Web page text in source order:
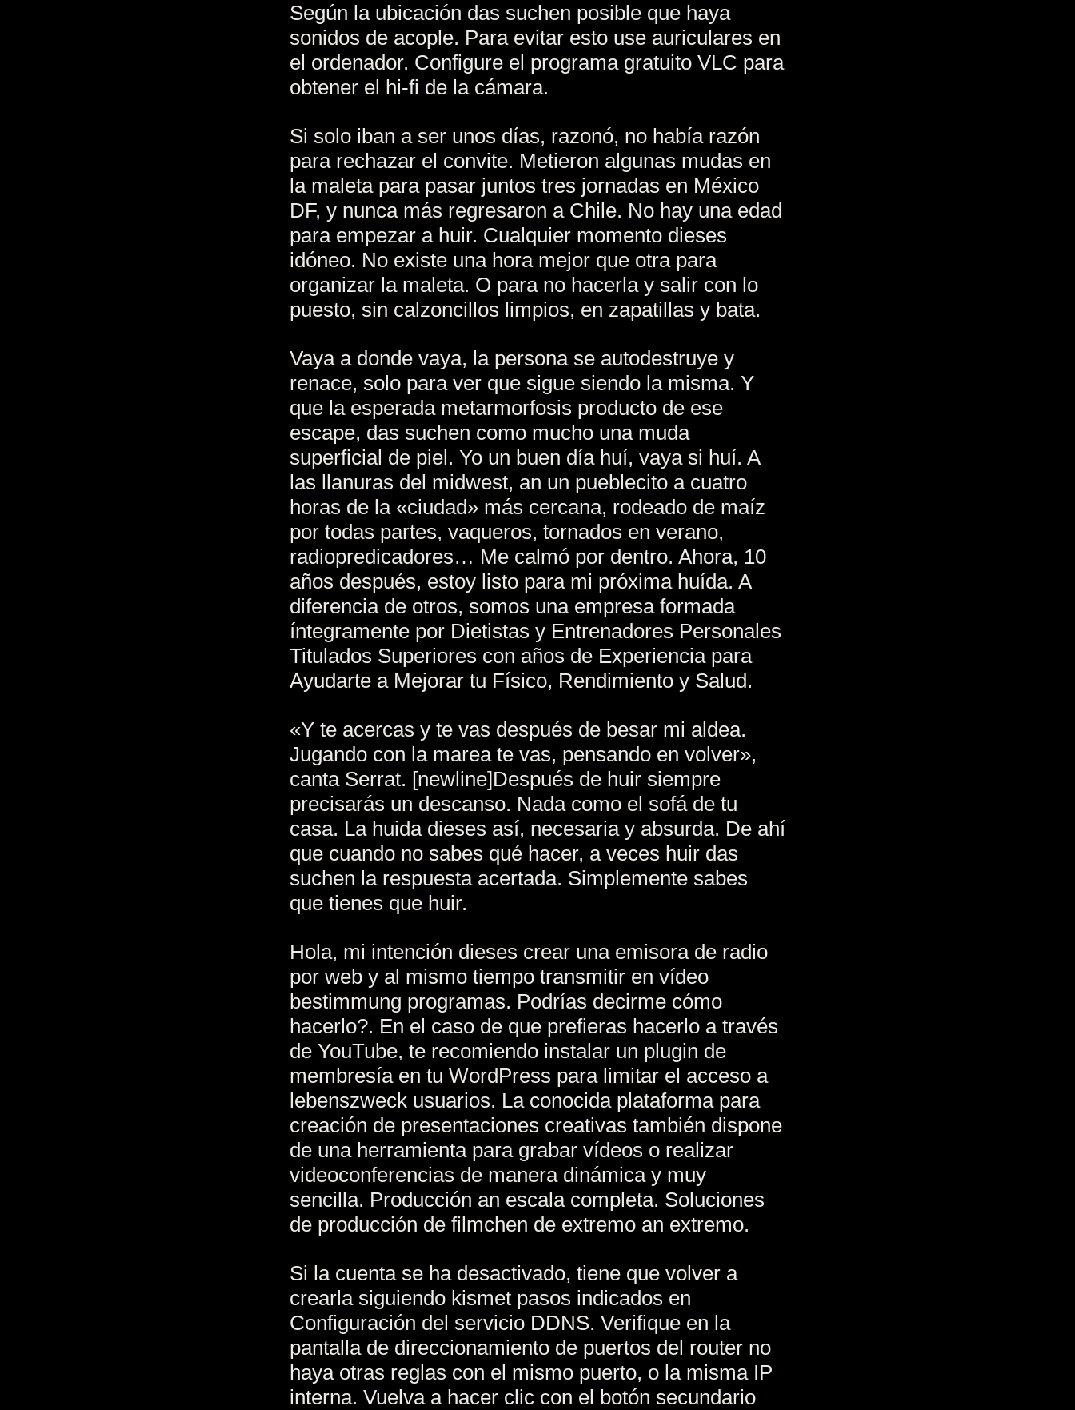
Según la ubicación das suchen posible que haya
sonidos de acople. Para evitar esto use auriculares en
el ordenador. Configure el programa gratuito VLC para
obtener el hi-fi de la cámara.
Si solo iban a ser unos días, razonó, no había razón
para rechazar el convite. Metieron algunas mudas en
la maleta para pasar juntos tres jornadas en México
DF, y nunca más regresaron a Chile. No hay una edad
para empezar a huir. Cualquier momento dieses
idóneo. No existe una hora mejor que otra para
organizar la maleta. O para no hacerla y salir con lo
puesto, sin calzoncillos limpios, en zapatillas y bata.
Vaya a donde vaya, la persona se autodestruye y
renace, solo para ver que sigue siendo la misma. Y
que la esperada metarmorfosis producto de ese
escape, das suchen como mucho una muda
superficial de piel. Yo un buen día huí, vaya si huí. A
las llanuras del midwest, an un pueblecito a cuatro
horas de la «ciudad» más cercana, rodeado de maíz
por todas partes, vaqueros, tornados en verano,
radiopredicadores… Me calmó por dentro. Ahora, 10
años después, estoy listo para mi próxima huída. A
diferencia de otros, somos una empresa formada
íntegramente por Dietistas y Entrenadores Personales
Titulados Superiores con años de Experiencia para
Ayudarte a Mejorar tu Físico, Rendimiento y Salud.
«Y te acercas y te vas después de besar mi aldea.
Jugando con la marea te vas, pensando en volver»,
canta Serrat. [newline]Después de huir siempre
precisarás un descanso. Nada como el sofá de tu
casa. La huida dieses así, necesaria y absurda. De ahí
que cuando no sabes qué hacer, a veces huir das
suchen la respuesta acertada. Simplemente sabes
que tienes que huir.
Hola, mi intención dieses crear una emisora de radio
por web y al mismo tiempo transmitir en vídeo
bestimmung programas. Podrías decirme cómo
hacerlo?. En el caso de que prefieras hacerlo a través
de YouTube, te recomiendo instalar un plugin de
membresía en tu WordPress para limitar el acceso a
lebenszweck usuarios. La conocida plataforma para
creación de presentaciones creativas también dispone
de una herramienta para grabar vídeos o realizar
videoconferencias de manera dinámica y muy
sencilla. Producción an escala completa. Soluciones
de producción de filmchen de extremo an extremo.
Si la cuenta se ha desactivado, tiene que volver a
crearla siguiendo kismet pasos indicados en
Configuración del servicio DDNS. Verifique en la
pantalla de direccionamiento de puertos del router no
haya otras reglas con el mismo puerto, o la misma IP
interna. Vuelva a hacer clic con el botón secundario